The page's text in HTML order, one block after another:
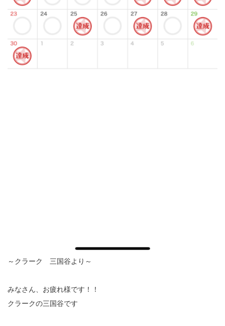
～クラーク 三国谷より～
みなさん、お疲れ様です！！
クラークの三国谷です